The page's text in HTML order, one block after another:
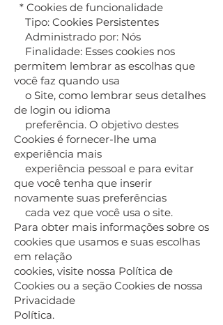
* Cookies de funcionalidade
Tipo: Cookies Persistentes
Administrado por: Nós
Finalidade: Esses cookies nos
permitem lembrar as escolhas que
você faz quando usa
o Site, como lembrar seus detalhes
de login ou idioma
preferência. O objetivo destes
Cookies é fornecer-lhe uma
experiência mais
experiência pessoal e para evitar
que você tenha que inserir
novamente suas preferências
cada vez que você usa o site.
Para obter mais informações sobre os
cookies que usamos e suas escolhas
em relação
cookies, visite nossa Política de
Cookies ou a seção Cookies de nossa
Privacidade
Política.